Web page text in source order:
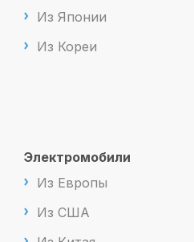
Из Японии
Из Кореи
Электромобили
Из Европы
Из США